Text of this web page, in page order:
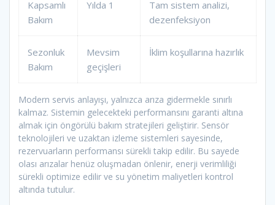
Kapsamlı
Bakım
Yılda 1
Tam sistem analizi,
dezenfeksiyon
Sezonluk
Bakım
Mevsim
geçişleri
İklim koşullarına hazırlık
Modern servis anlayışı, yalnızca arıza gidermekle sınırlı
kalmaz. Sistemin gelecekteki performansını garanti altına
almak için öngörülü bakım stratejileri geliştirir. Sensör
teknolojileri ve uzaktan izleme sistemleri sayesinde,
rezervuarların performansı sürekli takip edilir. Bu sayede
olası arızalar henüz oluşmadan önlenir, enerji verimliliği
sürekli optimize edilir ve su yönetim maliyetleri kontrol
altında tutulur.